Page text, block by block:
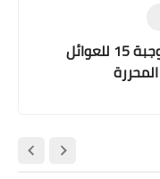
اطلاق المنحة مليون ونصف الوجبة 15 للعوائل